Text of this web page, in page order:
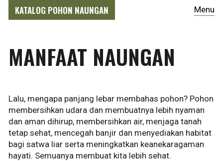
KATALOG POHON NAUNGAN Menu
MANFAAT NAUNGAN
Lalu, mengapa panjang lebar membahas pohon? Pohon
membersihkan udara dan membuatnya lebih nyaman
dan aman dihirup, membersihkan air, menjaga tanah
tetap sehat, mencegah banjir dan menyediakan habitat
bagi satwa liar serta meningkatkan keanekaragaman
hayati. Semuanya membuat kita lebih sehat.